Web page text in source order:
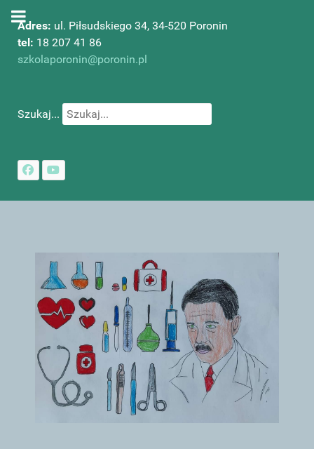
Adres: ul. Piłsudskiego 34, 34-520 Poronin
tel: 18 207 41 86
szkolaporonin@poronin.pl
Szukaj...